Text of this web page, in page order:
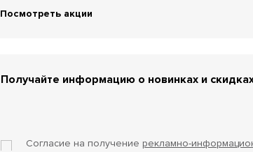
Посмотреть акции
Получайте информацию о новинках и
Согласие на получение рекламно-